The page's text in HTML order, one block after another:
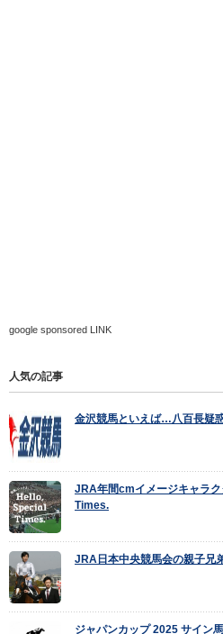
google sponsored LINK
人気の記事
金沢競馬といえば…八百長疑
JRA年間cmイメージキャラ
Times.
JRA日本中央競馬会の親子兄
ジャパンカップ 2025 サイン